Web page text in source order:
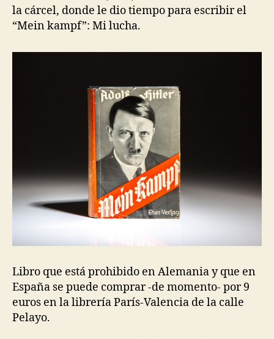
la cárcel, donde le dio tiempo para escribir el
“Mein kampf”: Mi lucha.
Libro que está prohibido en Alemania y que en
España se puede comprar -de momento- por 9
euros en la librería París-Valencia de la calle
Pelayo.